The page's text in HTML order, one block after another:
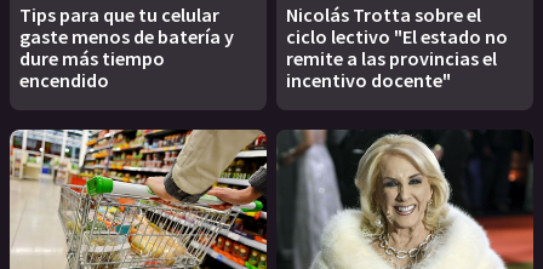
Tips para que tu celular
gaste menos de batería y
dure más tiempo
encendido
Nicolás Trotta sobre el
ciclo lectivo "El estado no
remite a las provincias el
incentivo docente"